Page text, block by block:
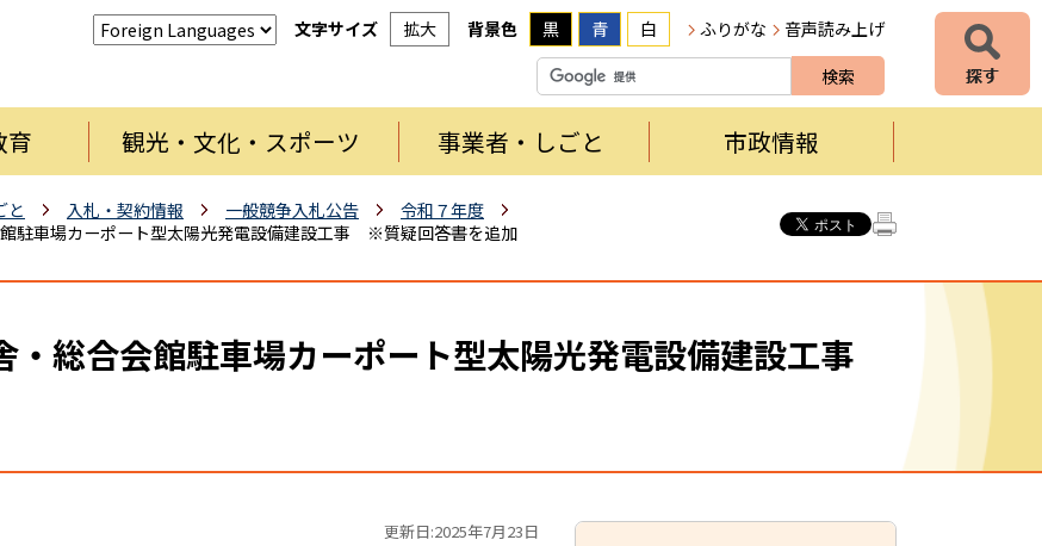
文字サイズ 拡大 背景色 黒 青 白 ふりがな 音声読み上げ
育 観光・文化・スポーツ 事業者・しごと 市政情報
と 入札・契約情報 一般競争入札公告
令和７年度
駐車場カーポート型太陽光発電設備建設工事 ※質疑回答書を追加
総合会館駐車場カーポート型太陽光発電設備建設工事
更新日:2025年7月23日